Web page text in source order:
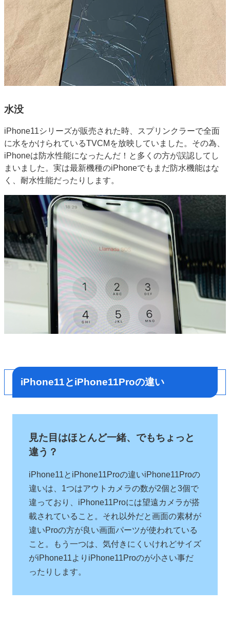
水没
iPhone11シリーズが販売された時、スプリンクラーで全面
に水をかけられているTVCMを放映していました。その為、
iPhoneは防水性能になったんだ！と多くの方が誤認してし
まいました。実は最新機種のiPhoneでもまだ防水機能はな
く、耐水性能だったりします。
iPhone11とiPhone11Proの違い
見た目はほとんど一緒、でもちょっと
違う？
iPhone11とiPhone11Proの違いiPhone11Proの
違いは、1つはアウトカメラの数が2個と3個で
違っており、iPhone11Proには望遠カメラが搭
載されていること。それ以外だと画面の素材が
違いProの方が良い画面パーツが使われている
こと。もう一つは、気付きにくいけれどサイズ
がiPhone11よりiPhone11Proのが小さい事だ
ったりします。